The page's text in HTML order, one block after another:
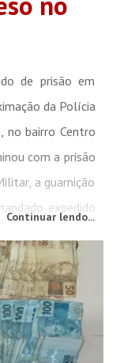
de prisão em
da Polícia
no bairro Centro
com a prisão
a guarnição
expedido
Continuar lendo...